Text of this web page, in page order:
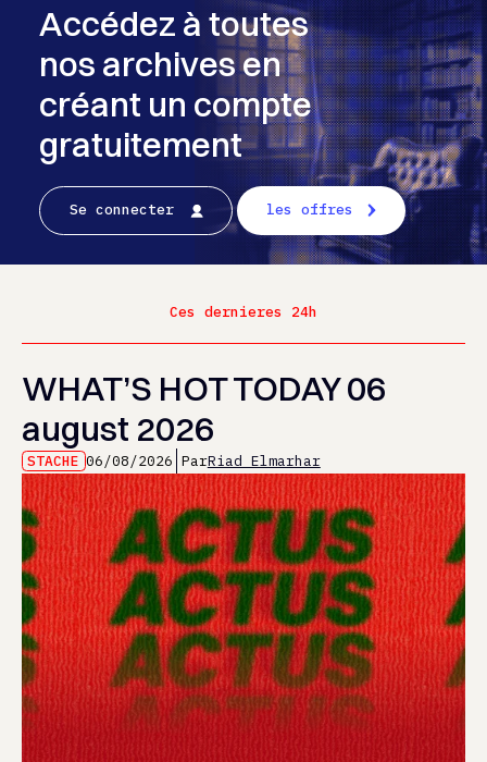
Accédez à toutes
nos archives en
créant un compte
gratuitement
Se connecter les offres
Ces dernieres 24h
WHAT’S HOT TODAY 06
august 2026
STACHE 06/08/2026 ParRiad Elmarhar